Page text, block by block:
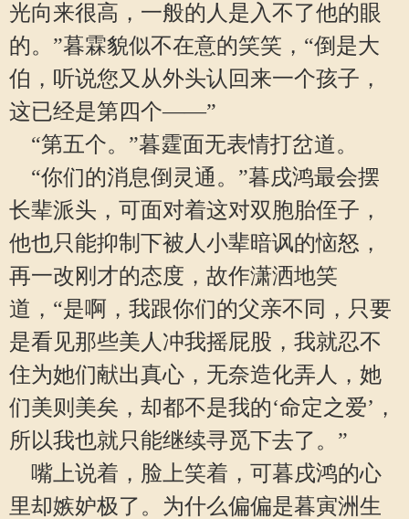
光向来很高，一般的人是入不了他的眼
的。”暮霖貌似不在意的笑笑，“倒是大
伯，听说您又从外头认回来一个孩子，
这已经是第四个——”
“第五个。”暮霆面无表情打岔道。
“你们的消息倒灵通。”暮戌鸿最会摆
长辈派头，可面对着这对双胞胎侄子，
他也只能抑制下被人小辈暗讽的恼怒，
再一改刚才的态度，故作潇洒地笑
道，“是啊，我跟你们的父亲不同，只要
是看见那些美人冲我摇屁股，我就忍不
住为她们献出真心，无奈造化弄人，她
们美则美矣，却都不是我的‘命定之爱’，
所以我也就只能继续寻觅下去了。”
嘴上说着，脸上笑着，可暮戌鸿的心
里却嫉妒极了。为什么偏偏是暮寅洲生